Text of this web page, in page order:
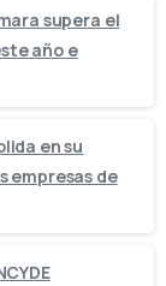
supera el
año e
en su
empresas de